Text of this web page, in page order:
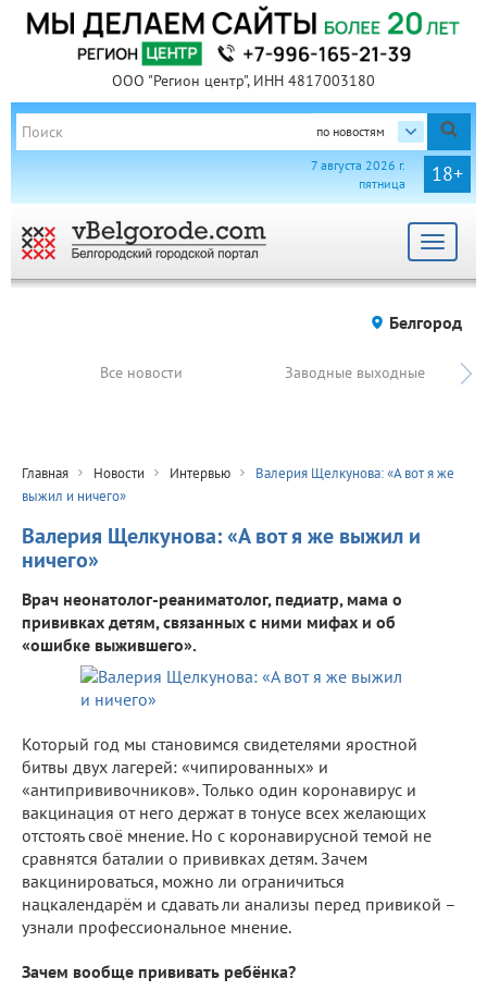
ООО "Регион центр", ИНН 4817003180
по новостям
18+
7 августа 2026 г.
пятница
Toggle
Белгород
Все новости Заводные выходные
Главная Новости Интервью
Валерия Щелкунова: «А вот я же
выжил и ничего»
Валерия Щелкунова: «А вот я же выжил и
ничего»
Врач неонатолог-реаниматолог, педиатр, мама о
прививках детям, связанных с ними мифах и об
«ошибке выжившего».
Который год мы становимся свидетелями яростной
битвы двух лагерей: «чипированных» и
«антипрививочников». Только один коронавирус и
вакцинация от него держат в тонусе всех желающих
отстоять своё мнение. Но с коронавирусной темой не
сравнятся баталии о прививках детям. Зачем
вакцинироваться, можно ли ограничиться
нацкалендарём и сдавать ли анализы перед привикой –
узнали профессиональное мнение.
Зачем вообще прививать ребёнка?